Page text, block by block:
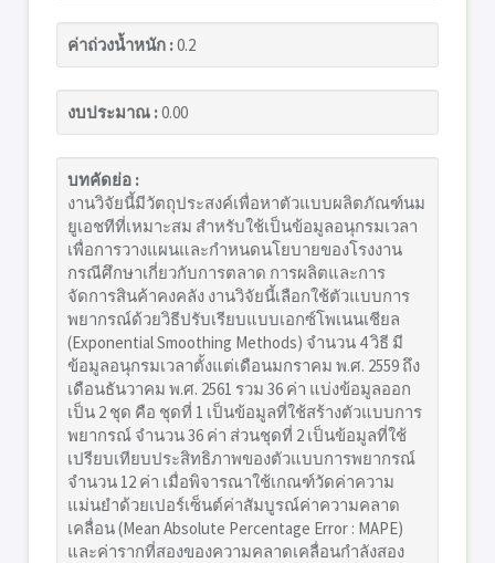
ค่าถ่วงน้ำหนัก :0.2
งบประมาณ :0.00
บทคัดย่อ :
งานวิจัยนี้มีวัตถุประสงค์เพื่อหาตัวแบบผลิตภัณฑ์นม
ยูเอชทีที่เหมาะสม สำหรับใช้เป็นข้อมูลอนุกรมเวลา
เพื่อการวางแผนและกำหนดนโยบายของโรงงาน
กรณีศึกษาเกี่ยวกับการตลาด การผลิตและการ
จัดการสินค้าคงคลัง งานวิจัยนี้เลือกใช้ตัวแบบการ
พยากรณ์ด้วยวิธีปรับเรียบแบบเอกซ์โพเนนเชียล
(Exponential Smoothing Methods) จำนวน 4 วิธี มี
ข้อมูลอนุกรมเวลาตั้งแต่เดือนมกราคม พ.ศ. 2559 ถึง
เดือนธันวาคม พ.ศ. 2561 รวม 36 ค่า แบ่งข้อมูลออก
เป็น 2 ชุด คือ ชุดที่ 1 เป็นข้อมูลที่ใช้สร้างตัวแบบการ
พยากรณ์ จำนวน 36 ค่า ส่วนชุดที่ 2 เป็นข้อมูลที่ใช้
เปรียบเทียบประสิทธิภาพของตัวแบบการพยากรณ์
จำนวน 12 ค่า เมื่อพิจารณาใช้เกณฑ์วัดค่าความ
แม่นยำด้วยเปอร์เซ็นต์ค่าสัมบูรณ์ค่าความคลาด
เคลื่อน (Mean Absolute Percentage Error : MAPE)
และค่ารากที่สองของความคลาดเคลื่อนกำลังสอง